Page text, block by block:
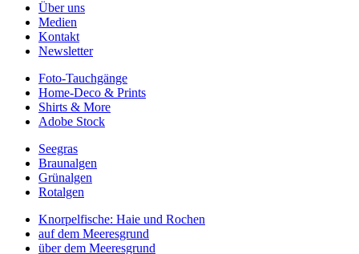
Über uns
Medien
Kontakt
Newsletter
Foto-Tauchgänge
Home-Deco & Prints
Shirts & More
Adobe Stock
Seegras
Braunalgen
Grünalgen
Rotalgen
Knorpelfische: Haie und Rochen
auf dem Meeresgrund
über dem Meeresgrund